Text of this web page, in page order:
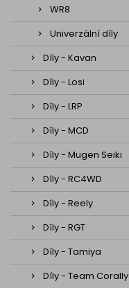
WR8
Univerzální díly
Díly - Kavan
Díly - Losi
Díly - LRP
Díly - MCD
Díly - Mugen Seiki
Díly - RC4WD
Díly - Reely
Díly - RGT
Díly - Tamiya
Díly - Team Corally